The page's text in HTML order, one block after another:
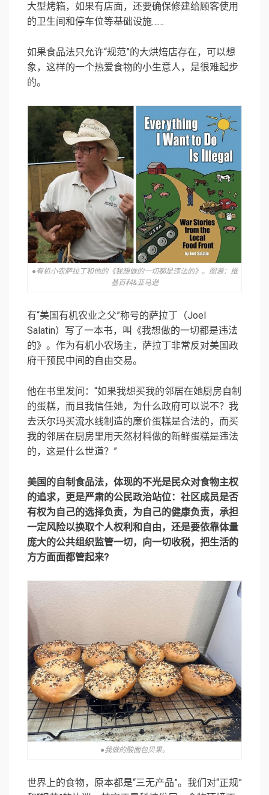
大型烤箱，如果有店面，还要确保修建给顾客使用
的卫生间和停车位等基础设施……
如果食品法只允许“规范”的大烘焙店存在，可以想
象，这样的一个热爱食物的小生意人，是很难起步
的。
●有机小农萨拉丁和他的《我想做的一切都是违法的》。图源：维
基百科&亚马逊
有“美国有机农业之父”称号的萨拉丁（Joel
Salatin）写了一本书，叫《我想做的一切都是违法
的》。作为有机小农场主，萨拉丁非常反对美国政
府干预民中间的自由交易。
他在书里发问：“如果我想买我的邻居在她厨房自制
的蛋糕，而且我信任她，为什么政府可以说不？我
去沃尔玛买流水线制造的廉价蛋糕是合法的，而买
我的邻居在厨房里用天然材料做的新鲜蛋糕是违法
的，这是什么世道？”
美国的自制食品法，体现的不光是民众对食物主权
的追求，更是严肃的公民政治站位：社区成员是否
有权为自己的选择负责，为自己的健康负责，承担
一定风险以换取个人权利和自由，还是要依靠体量
庞大的公共组织监管一切，向一切收税，把生活的
方方面面都管起来?
●我做的酸面包贝果。
世界上的食物，原本都是“三无产品”。我们对“正规”